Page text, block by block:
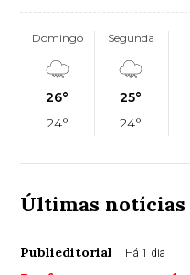
Domingo
26°
24°
Segunda
25°
24°
Últimas notícias
Publieditorial Há 1 dia